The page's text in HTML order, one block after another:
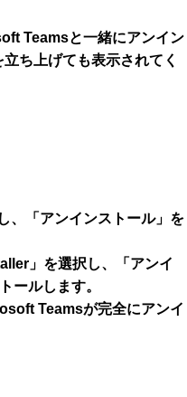
Teamsと一緒にアンイン
ち上げても表示されてく
、「アンインストール」を
」を選択し、「アンイ
ールします。
Teamsが完全にアンイ